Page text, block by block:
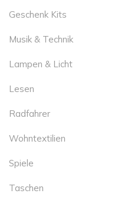
Geschenk Kits
Musik & Technik
Lampen & Licht
Lesen
Radfahrer
Wohntextilien
Spiele
Taschen